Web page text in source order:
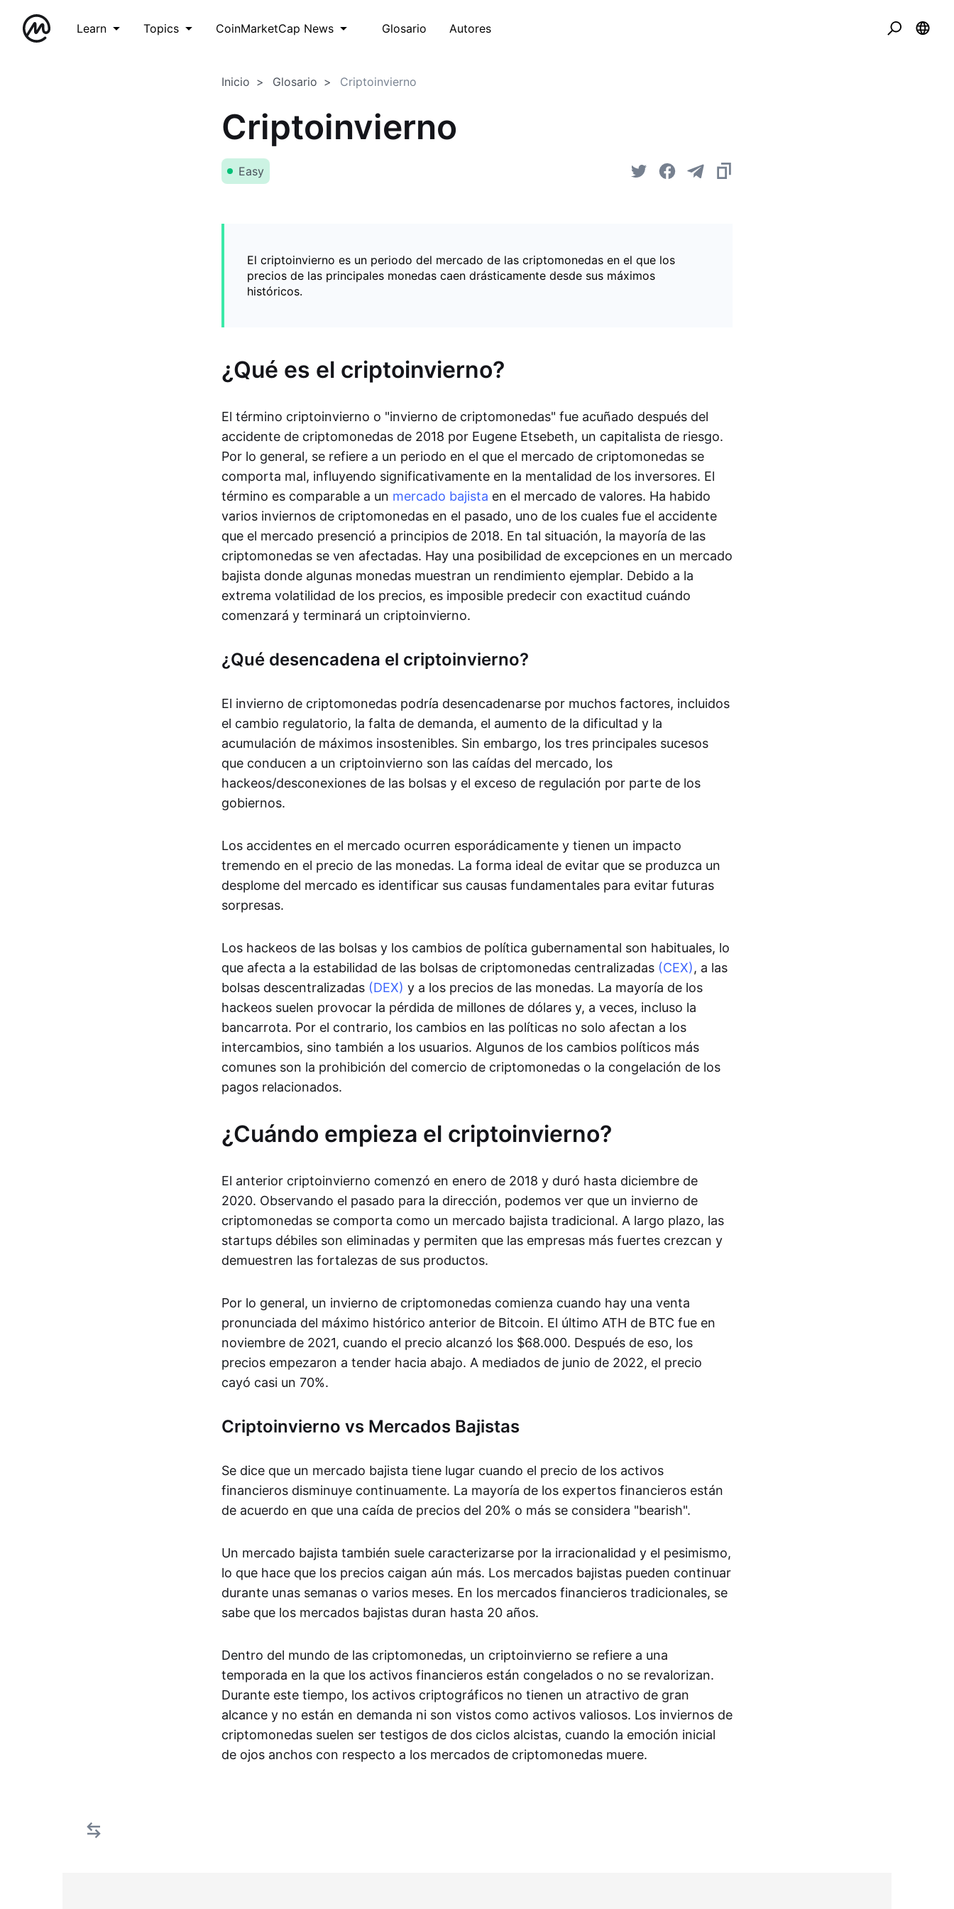
Learn Topics CoinMarketCap News Glosario Autores
Inicio Glosario Criptoinvierno
Criptoinvierno
Easy
El criptoinvierno es un periodo del mercado de las criptomonedas en el que los
precios de las principales monedas caen drásticamente desde sus máximos
históricos.
¿Qué es el criptoinvierno?
El término criptoinvierno o "invierno de criptomonedas" fue acuñado después del
accidente de criptomonedas de 2018 por Eugene Etsebeth, un capitalista de riesgo.
Por lo general, se refiere a un periodo en el que el mercado de criptomonedas se
comporta mal, influyendo significativamente en la mentalidad de los inversores. El
término es comparable a un mercado bajista en el mercado de valores. Ha habido
varios inviernos de criptomonedas en el pasado, uno de los cuales fue el accidente
que el mercado presenció a principios de 2018. En tal situación, la mayoría de las
criptomonedas se ven afectadas. Hay una posibilidad de excepciones en un mercado
bajista donde algunas monedas muestran un rendimiento ejemplar. Debido a la
extrema volatilidad de los precios, es imposible predecir con exactitud cuándo
comenzará y terminará un criptoinvierno.
¿Qué desencadena el criptoinvierno?
El invierno de criptomonedas podría desencadenarse por muchos factores, incluidos
el cambio regulatorio, la falta de demanda, el aumento de la dificultad y la
acumulación de máximos insostenibles. Sin embargo, los tres principales sucesos
que conducen a un criptoinvierno son las caídas del mercado, los
hackeos/desconexiones de las bolsas y el exceso de regulación por parte de los
gobiernos.
Los accidentes en el mercado ocurren esporádicamente y tienen un impacto
tremendo en el precio de las monedas. La forma ideal de evitar que se produzca un
desplome del mercado es identificar sus causas fundamentales para evitar futuras
sorpresas.
Los hackeos de las bolsas y los cambios de política gubernamental son habituales, lo
que afecta a la estabilidad de las bolsas de criptomonedas centralizadas (CEX), a las
bolsas descentralizadas (DEX) y a los precios de las monedas. La mayoría de los
hackeos suelen provocar la pérdida de millones de dólares y, a veces, incluso la
bancarrota. Por el contrario, los cambios en las políticas no solo afectan a los
intercambios, sino también a los usuarios. Algunos de los cambios políticos más
comunes son la prohibición del comercio de criptomonedas o la congelación de los
pagos relacionados.
¿Cuándo empieza el criptoinvierno?
El anterior criptoinvierno comenzó en enero de 2018 y duró hasta diciembre de
2020. Observando el pasado para la dirección, podemos ver que un invierno de
criptomonedas se comporta como un mercado bajista tradicional. A largo plazo, las
startups débiles son eliminadas y permiten que las empresas más fuertes crezcan y
demuestren las fortalezas de sus productos.
Por lo general, un invierno de criptomonedas comienza cuando hay una venta
pronunciada del máximo histórico anterior de Bitcoin. El último ATH de BTC fue en
noviembre de 2021, cuando el precio alcanzó los $68.000. Después de eso, los
precios empezaron a tender hacia abajo. A mediados de junio de 2022, el precio
cayó casi un 70%.
Criptoinvierno vs Mercados Bajistas
Se dice que un mercado bajista tiene lugar cuando el precio de los activos
financieros disminuye continuamente. La mayoría de los expertos financieros están
de acuerdo en que una caída de precios del 20% o más se considera "bearish".
Un mercado bajista también suele caracterizarse por la irracionalidad y el pesimismo,
lo que hace que los precios caigan aún más. Los mercados bajistas pueden continuar
durante unas semanas o varios meses. En los mercados financieros tradicionales, se
sabe que los mercados bajistas duran hasta 20 años.
Dentro del mundo de las criptomonedas, un criptoinvierno se refiere a una
temporada en la que los activos financieros están congelados o no se revalorizan.
Durante este tiempo, los activos criptográficos no tienen un atractivo de gran
alcance y no están en demanda ni son vistos como activos valiosos. Los inviernos de
criptomonedas suelen ser testigos de dos ciclos alcistas, cuando la emoción inicial
de ojos anchos con respecto a los mercados de criptomonedas muere.